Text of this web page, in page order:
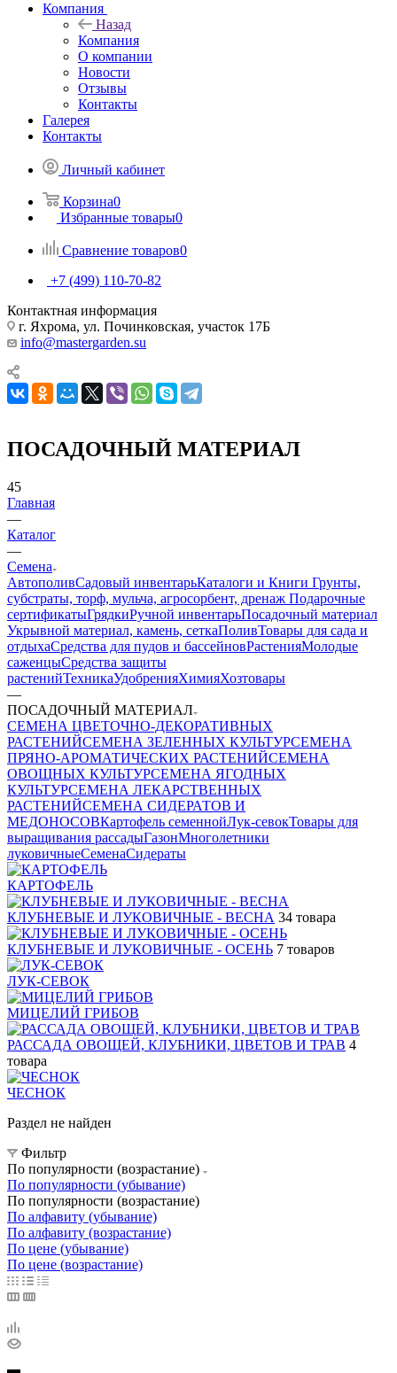
Компания
Назад
Компания
О компании
Новости
Отзывы
Контакты
Галерея
Контакты
Личный кабинет
Корзина0
Избранные товары0
Сравнение товаров0
+7 (499) 110-70-82
Контактная информация
г. Яхрома, ул. Починковская, участок 17Б
info@mastergarden.su
ПОСАДОЧНЫЙ МАТЕРИАЛ
45
Главная
—
Каталог
—
Семена
АвтополивСадовый инвентарьКаталоги и Книги Грунты,
субстраты, торф, мульча, агросорбент, дренаж Подарочные
сертификатыГрядкиРучной инвентарьПосадочный материал
Укрывной материал, камень, сеткаПоливТовары для сада и
отдыхаСредства для пудов и бассейновРастенияМолодые
саженцыСредства защиты
растенийТехникаУдобренияХимияХозтовары
—
ПОСАДОЧНЫЙ МАТЕРИАЛ
СЕМЕНА ЦВЕТОЧНО-ДЕКОРАТИВНЫХ
РАСТЕНИЙСЕМЕНА ЗЕЛЕННЫХ КУЛЬТУРСЕМЕНА
ПРЯНО-АРОМАТИЧЕСКИХ РАСТЕНИЙСЕМЕНА
ОВОЩНЫХ КУЛЬТУРСЕМЕНА ЯГОДНЫХ
КУЛЬТУРСЕМЕНА ЛЕКАРСТВЕННЫХ
РАСТЕНИЙСЕМЕНА СИДЕРАТОВ И
МЕДОНОСОВКартофель семеннойЛук-севокТовары для
выращивания рассадыГазонМноголетники
луковичныеСеменаСидераты
КАРТОФЕЛЬ
КЛУБНЕВЫЕ И ЛУКОВИЧНЫЕ - ВЕСНА 34 товара
КЛУБНЕВЫЕ И ЛУКОВИЧНЫЕ - ОСЕНЬ 7 товаров
ЛУК-СЕВОК
МИЦЕЛИЙ ГРИБОВ
РАССАДА ОВОЩЕЙ, КЛУБНИКИ, ЦВЕТОВ И ТРАВ 4
товара
ЧЕСНОК
Раздел не найден
Фильтр
По популярности (возрастание)
По популярности (убывание)
По популярности (возрастание)
По алфавиту (убывание)
По алфавиту (возрастание)
По цене (убывание)
По цене (возрастание)